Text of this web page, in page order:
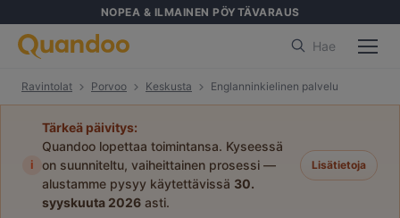
NOPEA & ILMAINEN PÖYTÄVARAUS
Hae
Ravintolat Porvoo Keskusta Englanninkielinen palvelu
i
Tärkeä päivitys:
Quandoo lopettaa toimintansa. Kyseessä
on suunniteltu, vaiheittainen prosessi —
alustamme pysyy käytettävissä 30.
syyskuuta 2026 asti.
Lisätietoja